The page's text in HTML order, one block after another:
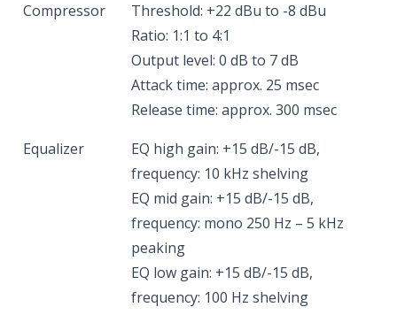
Compressor
Threshold: +22 dBu to -8 dBu
Ratio: 1:1 to 4:1
Output level: 0 dB to 7 dB
Attack time: approx. 25 msec
Release time: approx. 300 msec
Equalizer
EQ high gain: +15 dB/-15 dB,
frequency: 10 kHz shelving
EQ mid gain: +15 dB/-15 dB,
frequency: mono 250 Hz – 5 kHz
peaking
EQ low gain: +15 dB/-15 dB,
frequency: 100 Hz shelving